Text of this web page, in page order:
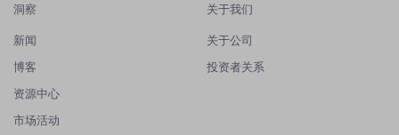
洞察
新闻
博客
资源中心
市场活动
关于我们
关于公司
投资者关系